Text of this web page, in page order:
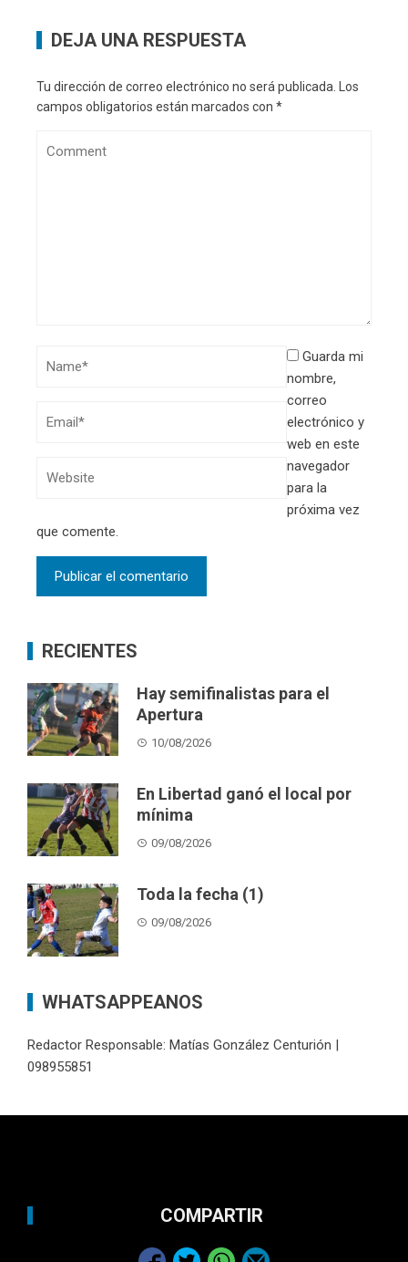
DEJA UNA RESPUESTA
Tu dirección de correo electrónico no será publicada. Los
campos obligatorios están marcados con *
Guarda mi
nombre,
correo
electrónico y
web en este
navegador
para la
próxima vez
que comente.
RECIENTES
Hay semifinalistas para el
Apertura
10/08/2026
En Libertad ganó el local por
mínima
09/08/2026
Toda la fecha (1)
09/08/2026
WHATSAPPEANOS
Redactor Responsable: Matías González Centurión |
098955851
COMPARTIR